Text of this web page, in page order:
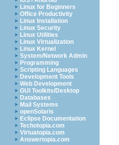
Linux for Beginners
Office Productivity
Linux Installation
Linux Security
Linux Utilities
Linux Virtualization
Linux Kernel
System/Network Admin
Programming
Scripting Languages
Development Tools
Web Development
GUI Toolkits/Desktop
Databases
Mail Systems
openSolaris
Eclipse Documentation
Techotopia.com
Virtuatopia.com
Answertopia.com